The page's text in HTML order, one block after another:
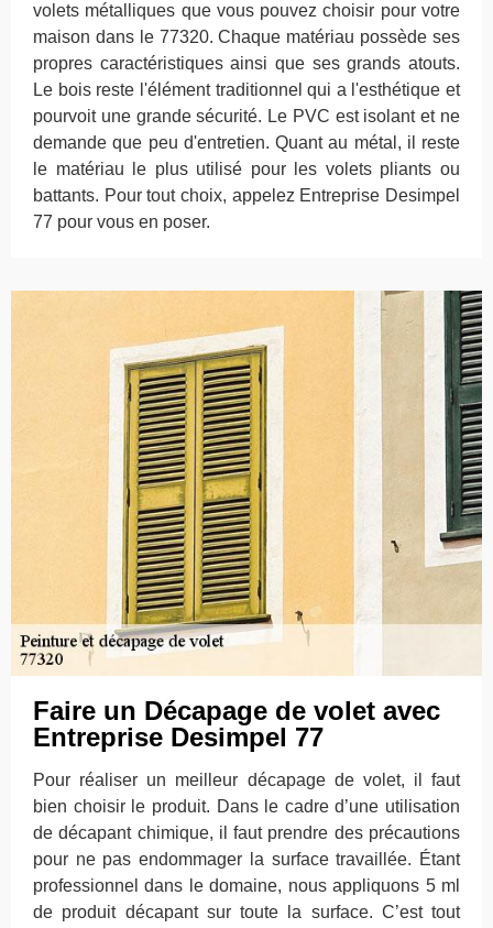
volets métalliques que vous pouvez choisir pour votre
maison dans le 77320. Chaque matériau possède ses
propres caractéristiques ainsi que ses grands atouts.
Le bois reste l'élément traditionnel qui a l'esthétique et
pourvoit une grande sécurité. Le PVC est isolant et ne
demande que peu d'entretien. Quant au métal, il reste
le matériau le plus utilisé pour les volets pliants ou
battants. Pour tout choix, appelez Entreprise Desimpel
77 pour vous en poser.
Faire un Décapage de volet avec
Entreprise Desimpel 77
Pour réaliser un meilleur décapage de volet, il faut
bien choisir le produit. Dans le cadre d’une utilisation
de décapant chimique, il faut prendre des précautions
pour ne pas endommager la surface travaillée. Étant
professionnel dans le domaine, nous appliquons 5 ml
de produit décapant sur toute la surface. C’est tout